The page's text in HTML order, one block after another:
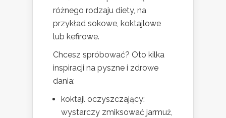
różnego rodzaju diety, na
przykład sokowe, koktajlowe
lub kefirowe.
Chcesz spróbować? Oto kilka
inspiracji na pyszne i zdrowe
dania:
koktajl oczyszczający:
wystarczy zmiksować jarmuż,